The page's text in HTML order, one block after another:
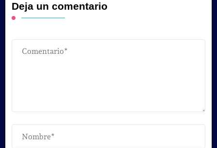
Deja un comentario